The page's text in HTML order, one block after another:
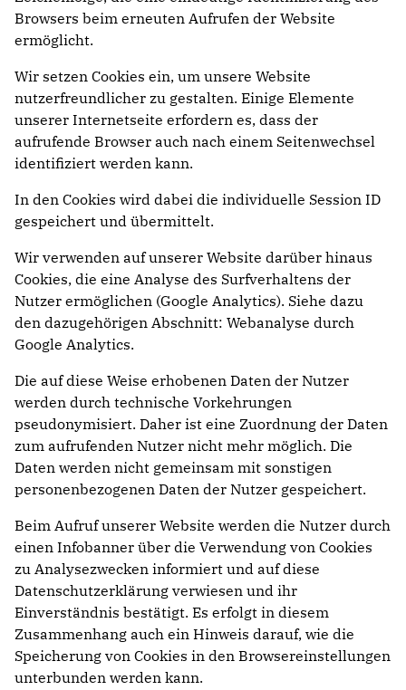
Browsers beim erneuten Aufrufen der Website
ermöglicht.
Wir setzen Cookies ein, um unsere Website
nutzerfreundlicher zu gestalten. Einige Elemente
unserer Internetseite erfordern es, dass der
aufrufende Browser auch nach einem Seitenwechsel
identifiziert werden kann.
In den Cookies wird dabei die individuelle Session ID
gespeichert und übermittelt.
Wir verwenden auf unserer Website darüber hinaus
Cookies, die eine Analyse des Surfverhaltens der
Nutzer ermöglichen (Google Analytics). Siehe dazu
den dazugehörigen Abschnitt: Webanalyse durch
Google Analytics.
Die auf diese Weise erhobenen Daten der Nutzer
werden durch technische Vorkehrungen
pseudonymisiert. Daher ist eine Zuordnung der Daten
zum aufrufenden Nutzer nicht mehr möglich. Die
Daten werden nicht gemeinsam mit sonstigen
personenbezogenen Daten der Nutzer gespeichert.
Beim Aufruf unserer Website werden die Nutzer durch
einen Infobanner über die Verwendung von Cookies
zu Analysezwecken informiert und auf diese
Datenschutzerklärung verwiesen und ihr
Einverständnis bestätigt. Es erfolgt in diesem
Zusammenhang auch ein Hinweis darauf, wie die
Speicherung von Cookies in den Browsereinstellungen
unterbunden werden kann.